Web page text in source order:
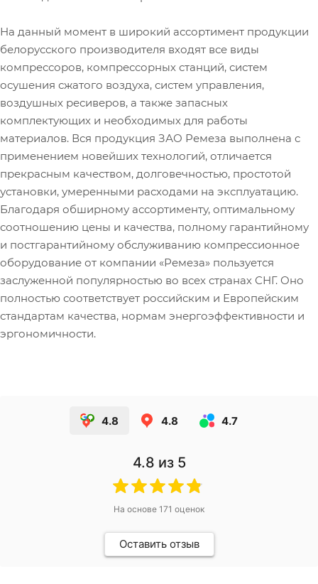
На данный момент в широкий ассортимент продукции
белорусского производителя входят все виды
компрессоров, компрессорных станций, систем
осушения сжатого воздуха, систем управления,
воздушных ресиверов, а также запасных
комплектующих и необходимых для работы
материалов. Вся продукция ЗАО Ремеза выполнена с
применением новейших технологий, отличается
прекрасным качеством, долговечностью, простотой
установки, умеренными расходами на эксплуатацию.
Благодаря обширному ассортименту, оптимальному
соотношению цены и качества, полному гарантийному
и постгарантийному обслуживанию компрессионное
оборудование от компании «Ремеза» пользуется
заслуженной популярностью во всех странах СНГ. Оно
полностью соответствует российским и Европейским
стандартам качества, нормам энергоэффективности и
эргономичности.
4.8 4.8 4.7
4.8 из 5
На основе 171 оценок
Оставить отзыв